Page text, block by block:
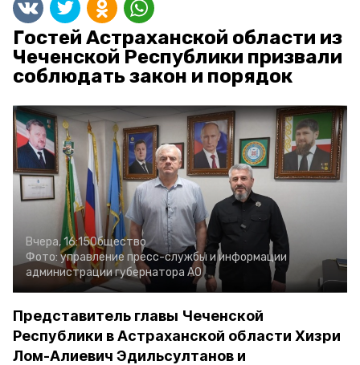
Гостей Астраханской области из
Чеченской Республики призвали
соблюдать закон и порядок
Вчера, 16:15Общество
Фото: управление пресс-службы и информации
администрации губернатора АО
Представитель главы Чеченской
Республики в Астраханской области Хизри
Лом-Алиевич Эдильсултанов и